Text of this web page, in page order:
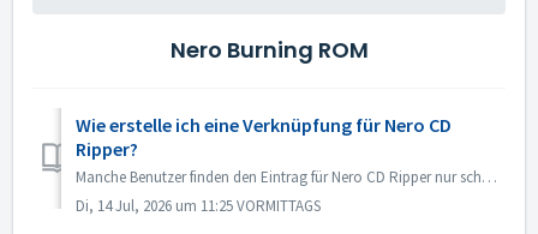
Nero Burning ROM
Wie erstelle ich eine Verknüpfung für Nero CD
Ripper?
Manche Benutzer finden den Eintrag für Nero CD Ripper nur schwer und müssen jedes Mal den Microsoft Store aufrufen, um das Programm zu öffnen. Tatsächlich ...
Di, 14 Jul, 2026 um 11:25 VORMITTAGS